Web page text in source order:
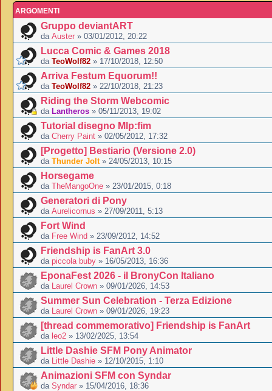
ARGOMENTI
Gruppo deviantART
da Auster » 03/01/2012, 20:22
Lucca Comic & Games 2018
da TeoWolf82 » 17/10/2018, 12:50
Arriva Festum Equorum!!
da TeoWolf82 » 22/10/2018, 21:23
Riding the Storm Webcomic
da Lantheros » 05/11/2013, 19:02
Tutorial disegno Mlp:fim
da Cherry Paint » 02/05/2012, 17:32
[Progetto] Bestiario (Versione 2.0)
da Thunder Jolt» 24/05/2013, 10:15
Horsegame
da TheMangoOne » 23/01/2015, 0:18
Generatori di Pony
da Aurelicornus » 27/09/2011, 5:13
Fort Wind
da Free Wind » 23/09/2012, 14:52
Friendship is FanArt 3.0
da piccola buby » 16/05/2013, 16:36
EponaFest 2026 - il BronyCon Italiano
da Laurel Crown » 09/01/2026, 14:53
Summer Sun Celebration - Terza Edizione
da Laurel Crown » 09/01/2026, 19:23
[thread commemorativo] Friendship is FanArt
da leo2 » 13/02/2025, 13:54
Little Dashie SFM Pony Animator
da Little Dashie » 12/10/2015, 1:10
Animazioni SFM con Syndar
da Syndar » 15/04/2016, 18:36